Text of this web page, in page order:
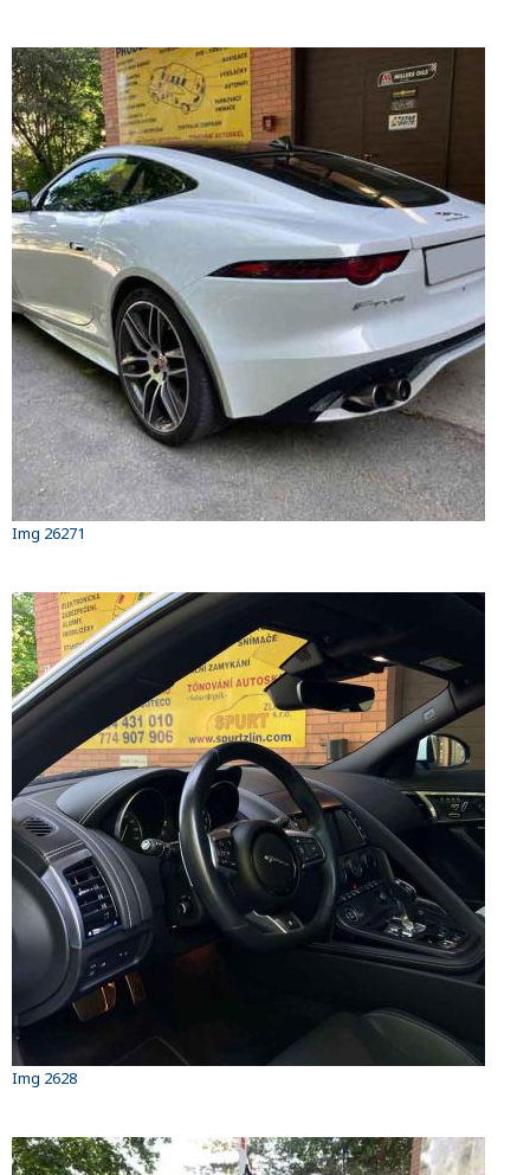
Img 26271
Img 2628